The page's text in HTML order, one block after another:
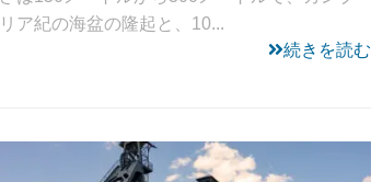
リア紀の海盆の隆起と、10...
続きを読む